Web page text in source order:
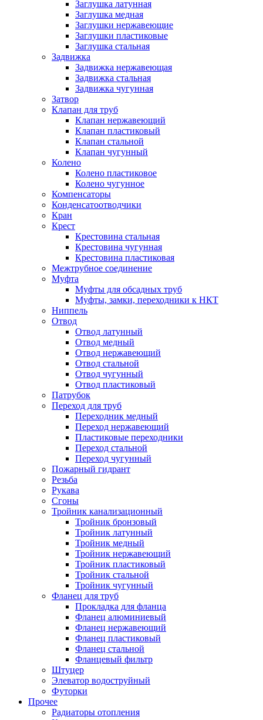
Заглушка латунная
Заглушка медная
Заглушки нержавеющие
Заглушки пластиковые
Заглушка стальная
Задвижка
Задвижка нержавеющая
Задвижка стальная
Задвижка чугунная
Затвор
Клапан для труб
Клапан нержавеющий
Клапан пластиковый
Клапан стальной
Клапан чугунный
Колено
Колено пластиковое
Колено чугунное
Компенсаторы
Конденсатоотводчики
Кран
Крест
Крестовина стальная
Крестовина чугунная
Крестовина пластиковая
Межтрубное соединение
Муфта
Муфты для обсадных труб
Муфты, замки, переходники к НКТ
Ниппель
Отвод
Отвод латунный
Отвод медный
Отвод нержавеющий
Отвод стальной
Отвод чугунный
Отвод пластиковый
Патрубок
Переход для труб
Переходник медный
Переход нержавеющий
Пластиковые переходники
Переход стальной
Переход чугунный
Пожарный гидрант
Резьба
Рукава
Сгоны
Тройник канализационный
Тройник бронзовый
Тройник латунный
Тройник медный
Тройник нержавеющий
Тройник пластиковый
Тройник стальной
Тройник чугунный
Фланец для труб
Прокладка для фланца
Фланец алюминиевый
Фланец нержавеющий
Фланец пластиковый
Фланец стальной
Фланцевый фильтр
Штуцер
Элеватор водоструйный
Футорки
Прочее
Радиаторы отопления